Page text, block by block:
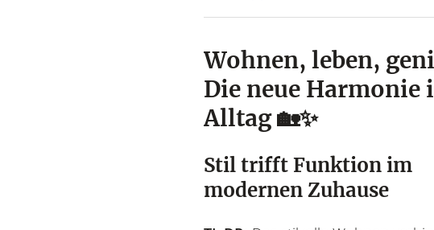
Wohnen, leben,
Die neue Harmonie
Alltag 🏡✨
Stil trifft Funktion im
modernen Zuhause